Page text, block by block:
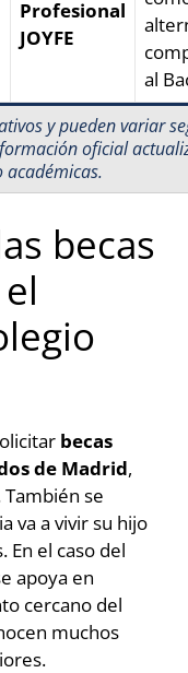
Profesional
JOYFE
al
y pueden variar
oficial
académicas.
becas
becas
de Madrid,
se
va a vivir su hijo
En el caso del
apoya en
cercano del
muchos